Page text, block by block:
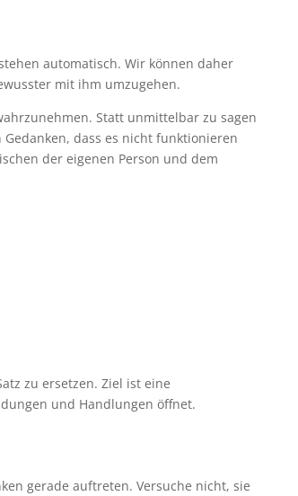
automatisch. Wir können daher
mit ihm umzugehen.
Statt unmittelbar zu sagen
dass es nicht funktionieren
der eigenen Person und dem
zu ersetzen. Ziel ist eine
und Handlungen öffnet.
gerade auftreten. Versuche nicht, sie